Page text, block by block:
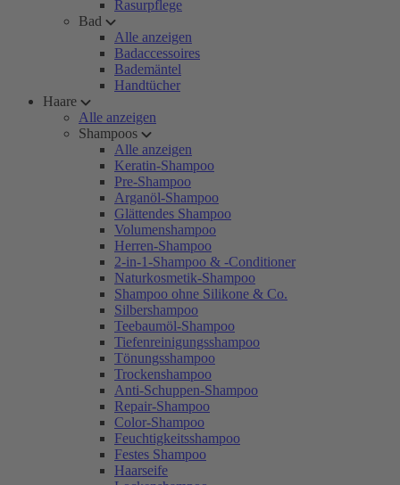
Rasurpflege
Bad
Alle anzeigen
Badaccessoires
Bademäntel
Handtücher
Haare
Alle anzeigen
Shampoos
Alle anzeigen
Keratin-Shampoo
Pre-Shampoo
Arganöl-Shampoo
Glättendes Shampoo
Volumenshampoo
Herren-Shampoo
2-in-1-Shampoo & -Conditioner
Naturkosmetik-Shampoo
Shampoo ohne Silikone & Co.
Silbershampoo
Teebaumöl-Shampoo
Tiefenreinigungsshampoo
Tönungsshampoo
Trockenshampoo
Anti-Schuppen-Shampoo
Repair-Shampoo
Color-Shampoo
Feuchtigkeitsshampoo
Festes Shampoo
Haarseife